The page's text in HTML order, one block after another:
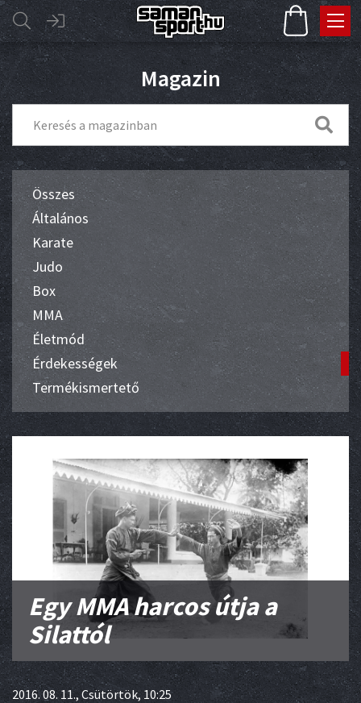
Magazin
Összes
Általános
Karate
Judo
Box
MMA
Életmód
Érdekességek
Termékismertető
Egy MMA harcos útja a
Silattól
2016. 08. 11., Csütörtök, 10:25